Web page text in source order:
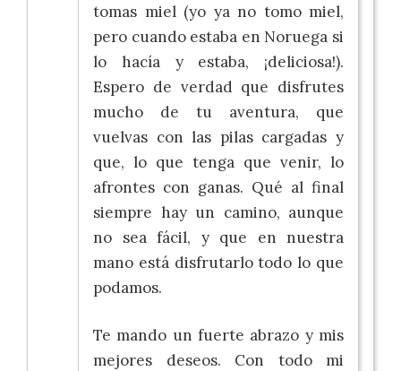
tomas miel (yo ya no tomo miel,
pero cuando estaba en Noruega si
lo hacía y estaba, ¡deliciosa!).
Espero de verdad que disfrutes
mucho de tu aventura, que
vuelvas con las pilas cargadas y
que, lo que tenga que venir, lo
afrontes con ganas. Qué al final
siempre hay un camino, aunque
no sea fácil, y que en nuestra
mano está disfrutarlo todo lo que
podamos.
Te mando un fuerte abrazo y mis
mejores deseos. Con todo mi